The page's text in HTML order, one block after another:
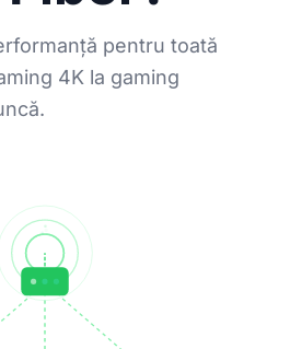
pentru toată
4K la gaming